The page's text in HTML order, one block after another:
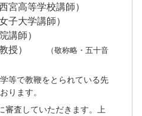
高等学校講師）
大学講師）
師）
教授）
（敬称略・五十音
等で教鞭をとられている先
ります。
審査していただきます。上